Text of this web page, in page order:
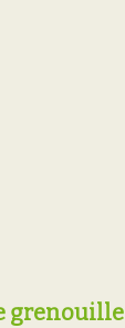
grenouille